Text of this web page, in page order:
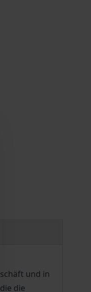
und in
die